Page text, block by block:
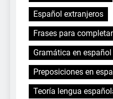
Español extranjeros
Frases para completar
Gramática en español
Preposiciones en
Teoría lengua